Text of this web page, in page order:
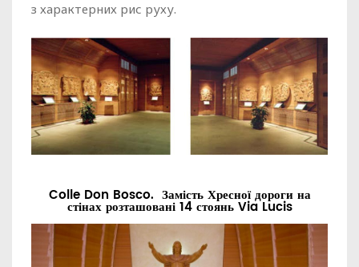
з характерних рис руху.
Colle Don Bosco. Замість Хресної дороги на
стінах розташовані 14 стоянь Via Lucis